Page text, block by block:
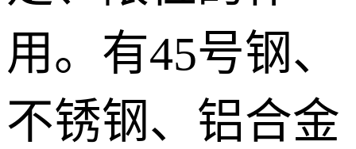
用。有45号钢、
不锈钢、铝合金